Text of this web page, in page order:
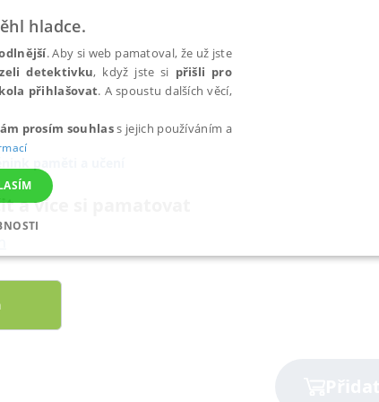
a více si pamatovat
hladce.
. Aby si web pamatoval, že už jste
detektivku, když jste si přišli pro
přihlašovat. A spoustu dalších věcí,
prosím souhlass jejich používáním a
FUNKČNÍ NEZAŘAZENÉ SOUBORY
Webové stránky nelze bez nezbytně nutných souborů cookie správně používat.